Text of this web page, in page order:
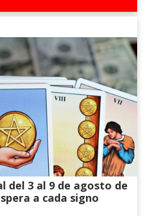
del 3 al 9 de agosto de
a cada signo